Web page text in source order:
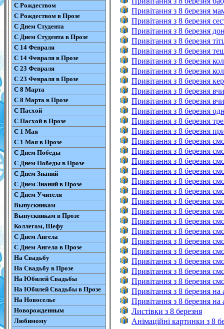
С Рождеством
С Рождеством в Прозе
С Днем Студента
С Днем Студента в Прозе
С 14 Февраля
С 14 Февраля в Прозе
С 23 Февраля
С 23 Февраля в Прозе
С 8 Марта
С 8 Марта в Прозе
С Пасхой
С Пасхой в Прозе
С 1 Мая
С 1 Мая в Прозе
С Днем Победы
С Днем Победы в Прозе
С Днем Знаний
С Днем Знаний в Прозе
С Днем Учителя
Выпускникам
Выпускникам в Прозе
Коллегам, Шефу
С Днем Ангела
С Днем Ангела в Прозе
На Свадьбу
На Свадьбу в Прозе
На Юбилей Свадьбы
На Юбилей Свадьбы в Прозе
На Новоселье
Новорожденным
Любимому
Привітання з 8 березня
Привітання з 8 березня
Привітання з 8 березня
Привітання з 8 березня
Привітання з 8 березня
Привітання з 8 березня
Привітання з 8 березня
Привітання з 8 березня
Привітання з 8 березня
Привітання з 8 березня
Привітання з 8 березня
Привітання з 8 березня
Привітання з 8 березня
Привітання з 8 березня смс
Привітання з 8 березня
Привітання з 8 березня
Привітання з 8 березня
Привітання з 8 березня
Привітання з 8 березня
Привітання з 8 березня
Привітання з 8 березня смс
Привітання з 8 березня
Привітання з 8 березня смс
Привітання з 8 березня
Привітання з 8 березня
Привітання з 8 березня
Привітання з 8 березня смс
Привітання з 8 березня
Привітання з 8 березня на
Привітання з 8 березня на
Листівки з 8 березня
Анімаційні картинки з 8